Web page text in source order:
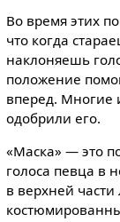
Во время этих
что когда
наклоняешь
положение
вперед. Многие
одобрили его.
«Маска» — это
голоса певца в
в верхней